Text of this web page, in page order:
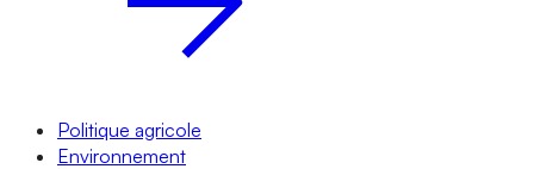
Politique agricole
Environnement